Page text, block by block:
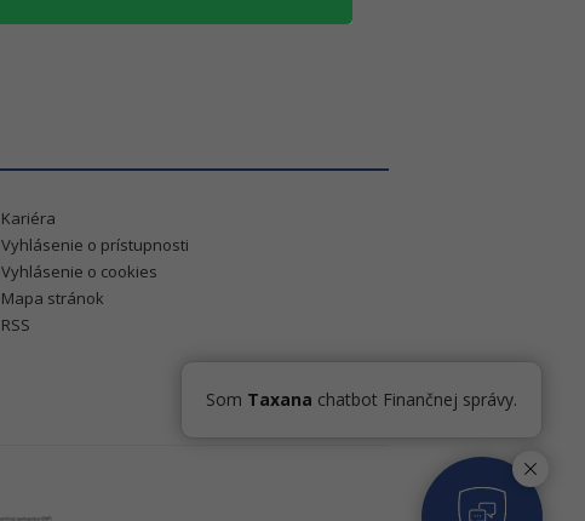
Kariéra
Vyhlásenie o prístupnosti
Vyhlásenie o cookies
Mapa stránok
RSS
Som Taxana chatbot Finančnej správy.